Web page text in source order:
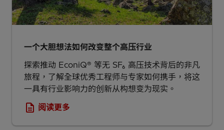
一个大胆想法如何改变整个高压行业
探索推动 EconiQ® 等无 SF₆ 高压技术背后的非凡
旅程，了解全球优秀工程师与专家如何携手，将这
一具有行业影响力的创新从构想变为现实。
阅读更多